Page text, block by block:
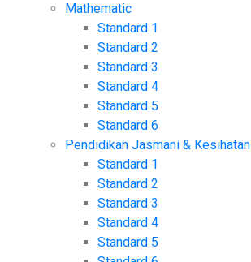
Mathematic
Standard 1
Standard 2
Standard 3
Standard 4
Standard 5
Standard 6
Pendidikan Jasmani & Kesihatan
Standard 1
Standard 2
Standard 3
Standard 4
Standard 5